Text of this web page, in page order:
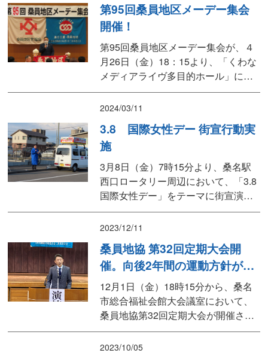
長をはじめ、桑名市・桑名郡選出の
県議会議員である、三谷県議、日沖
県議、小島県議、桑名市議会議員の
愛敬市議、いなべ市議会...
第95回桑員地区メーデー集会
開催！
第95回桑員地区メーデー集会が、４
月26日（金）18：15より、「くわな
メディアライヴ多目的ホール」にお
いて、総勢121名（ご来賓含む）の参
加者のもと盛会に開催されました。
長の開会あいさつに続き、連合三重
番条会長、桑名市 松岡産業振興部長
はじめ、多くのご来賓の皆様からご
祝辞をいただいた...
2024/03/11
3.8 国際女性デー 街宣行動実
施
3月8日（金）7時15分より、桑名駅
西口ロータリー周辺において、「3.8
国際女性デー」をテーマに街宣演説
とチラシ入りテッシュ配布を実施し
ました。街頭では、連合三重 番条会
桑員の各級議員の皆様にもマイクを
握ってもらい、国際女性デーの目的
や意義について幅広く周知し、改め
てジェンダー平等につい...
2023/12/11
桑員地協 第32回定期大会開
催。向後2年間の運動方針が確
認される
12月1日（金）18時15分から、桑名
市総合福祉会館大会議室において、
桑員地協第32回定期大会が開催され
ました。伊藤議長からの冒頭あいさ
つでは、連合スローガン”「社会を新
2023/10/05